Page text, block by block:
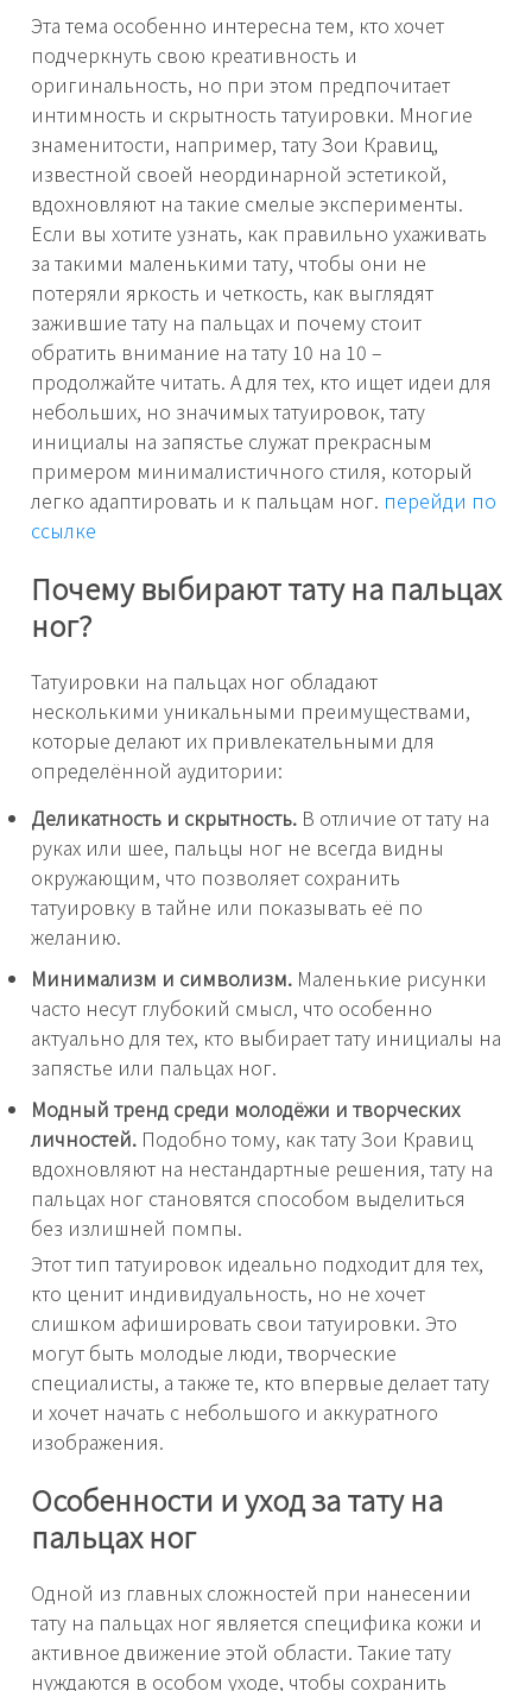
Эта тема особенно интересна тем, кто хочет
подчеркнуть свою креативность и
оригинальность, но при этом предпочитает
интимность и скрытность татуировки. Многие
знаменитости, например, тату Зои Кравиц,
известной своей неординарной эстетикой,
вдохновляют на такие смелые эксперименты.
Если вы хотите узнать, как правильно ухаживать
за такими маленькими тату, чтобы они не
потеряли яркость и четкость, как выглядят
зажившие тату на пальцах и почему стоит
обратить внимание на тату 10 на 10 –
продолжайте читать. А для тех, кто ищет идеи для
небольших, но значимых татуировок, тату
инициалы на запястье служат прекрасным
примером минималистичного стиля, который
легко адаптировать и к пальцам ног. перейди по
ссылке
Почему выбирают тату на пальцах
ног?
Татуировки на пальцах ног обладают
несколькими уникальными преимуществами,
которые делают их привлекательными для
определённой аудитории:
Деликатность и скрытность. В отличие от тату на
руках или шее, пальцы ног не всегда видны
окружающим, что позволяет сохранить
татуировку в тайне или показывать её по
желанию.
Минимализм и символизм. Маленькие рисунки
часто несут глубокий смысл, что особенно
актуально для тех, кто выбирает тату инициалы на
запястье или пальцах ног.
Модный тренд среди молодёжи и творческих
личностей. Подобно тому, как тату Зои Кравиц
вдохновляют на нестандартные решения, тату на
пальцах ног становятся способом выделиться
без излишней помпы.
Этот тип татуировок идеально подходит для тех,
кто ценит индивидуальность, но не хочет
слишком афишировать свои татуировки. Это
могут быть молодые люди, творческие
специалисты, а также те, кто впервые делает тату
и хочет начать с небольшого и аккуратного
изображения.
Особенности и уход за тату на
пальцах ног
Одной из главных сложностей при нанесении
тату на пальцах ног является специфика кожи и
активное движение этой области. Такие тату
нуждаются в особом уходе, чтобы сохранить